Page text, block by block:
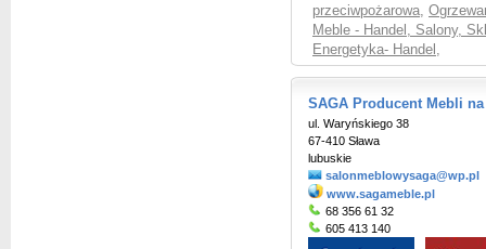
przeciwpożarowa,
Meble - Handel, Salony,
Energetyka- Handel ,
SAGA Producent Mebli
ul. Waryńskiego 38
67-410 Sława
lubuskie
salonmeblowysaga@wp.pl
www.sagameble.pl
68 356 61 32
605 413 140